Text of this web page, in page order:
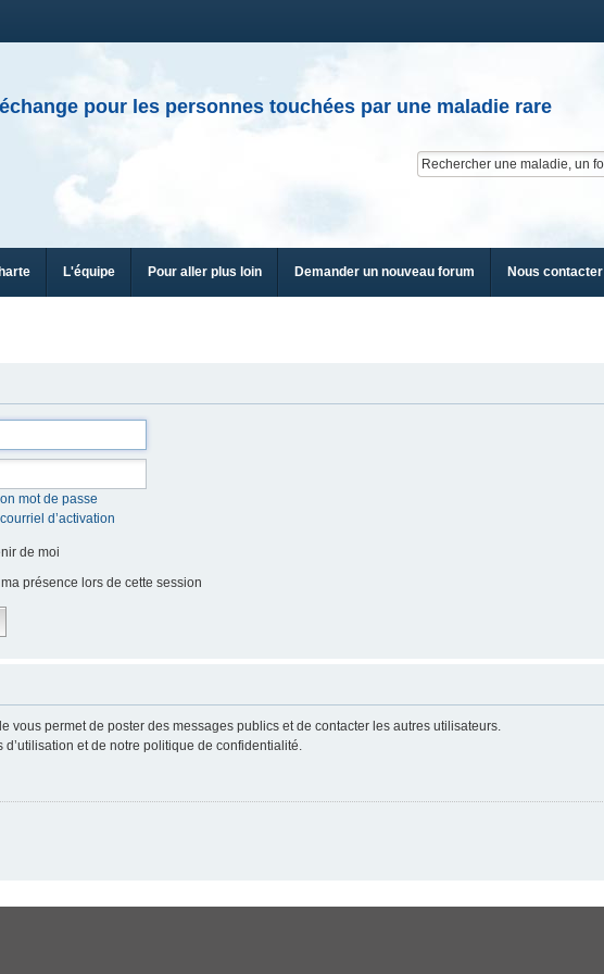
pour les personnes touchées par une maladie rare
L'équipe Pour aller plus loin Demander un nouveau forum Nous contacter
mot de passe
d’activation
de moi
présence lors de cette session
vous permet de poster des messages publics et de contacter les autres utilisateurs.
et de notre politique de confidentialité.